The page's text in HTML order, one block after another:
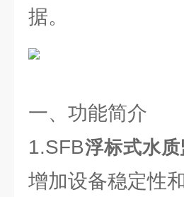
据。
一、功能简介
1.SFB浮标式水
增加设备稳定性